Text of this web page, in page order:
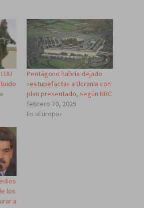
Pentágono habría dejado
«estupefacta» a Ucrania con
plan presentado, según NBC
febrero 20, 2025
En «Europa»
los
a